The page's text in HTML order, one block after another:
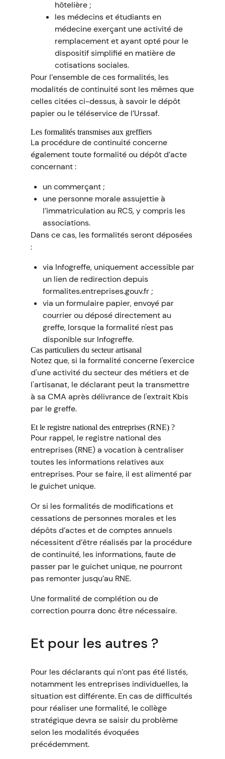
hôtelière ;
les médecins et étudiants en
médecine exerçant une activité de
remplacement et ayant opté pour le
dispositif simplifié en matière de
cotisations sociales.
Pour l’ensemble de ces formalités, les
modalités de continuité sont les mêmes que
celles citées ci-dessus, à savoir le dépôt
papier ou le téléservice de l’Urssaf.
Les formalités transmises aux greffiers
La procédure de continuité concerne
également toute formalité ou dépôt d’acte
concernant :
un commerçant ;
une personne morale assujettie à
l’immatriculation au RCS, y compris les
associations.
Dans ce cas, les formalités seront déposées
:
via Infogreffe, uniquement accessible par
un lien de redirection depuis
formalites.entreprises.gouv.fr ;
via un formulaire papier, envoyé par
courrier ou déposé directement au
greffe, lorsque la formalité n'est pas
disponible sur Infogreffe.
Cas particuliers du secteur artisanal
Notez que, si la formalité concerne l'exercice
d'une activité du secteur des métiers et de
l'artisanat, le déclarant peut la transmettre
à sa CMA après délivrance de l'extrait Kbis
par le greffe.
Et le registre national des entreprises (RNE) ?
Pour rappel, le registre national des
entreprises (RNE) a vocation à centraliser
toutes les informations relatives aux
entreprises. Pour se faire, il est alimenté par
le guichet unique.
Or si les formalités de modifications et
cessations de personnes morales et les
dépôts d’actes et de comptes annuels
nécessitent d’être réalisés par la procédure
de continuité, les informations, faute de
passer par le guichet unique, ne pourront
pas remonter jusqu’au RNE.
Une formalité de complétion ou de
correction pourra donc être nécessaire.
Et pour les autres ?
Pour les déclarants qui n’ont pas été listés,
notamment les entreprises individuelles, la
situation est différente. En cas de difficultés
pour réaliser une formalité, le collège
stratégique devra se saisir du problème
selon les modalités évoquées
précédemment.